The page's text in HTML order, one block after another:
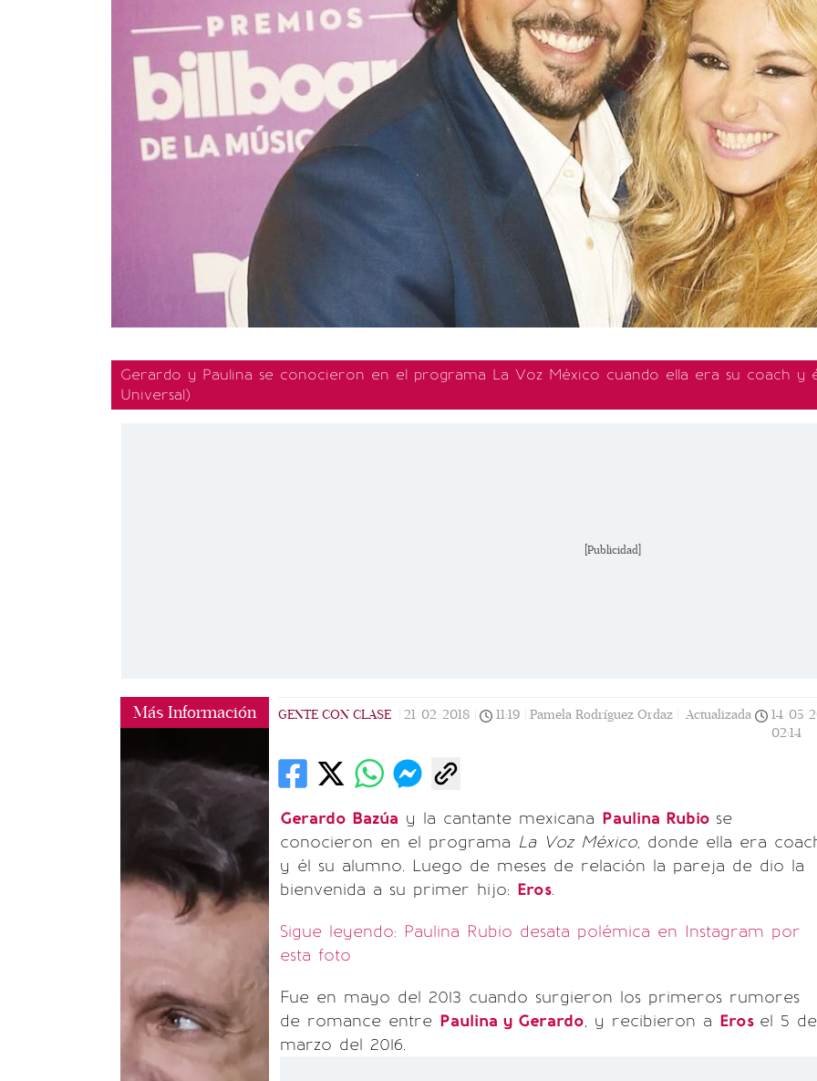
Gerardo y Paulina se conocieron en el programa La Voz México cuando ella era su coach y
Universal)
[Publicidad]
Más Información GENTE CON CLASE 21/02/2018 11:19 Pamela Rodríguez Ordaz | Actualizada
14/05/
02:14
Gerardo Bazúa y la cantante mexicana Paulina Rubio se
conocieron en el programa La Voz México, donde ella era
y él su alumno. Luego de meses de relación la pareja de dio la
bienvenida a su primer hijo: Eros.
Sigue leyendo: Paulina Rubio desata polémica en Instagram por
esta foto
Fue en mayo del 2013 cuando surgieron los primeros rumores
de romance entre Paulina y Gerardo, y recibieron a Eros el 5 de
marzo del 2016.